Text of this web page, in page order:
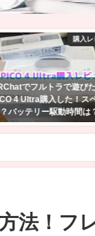
【Unity2022】VRChat
をアップロード！入れ
とその設定方法【Still
法！フ